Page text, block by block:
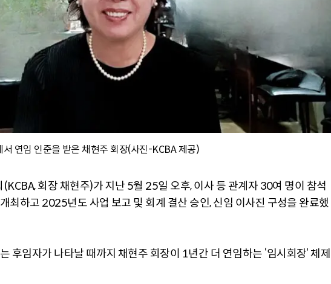
연임 인준을 받은 채현주 회장(사진-KCBA 제공)
회장 채현주)가 지난 5월 25일 오후, 이사 등 관계자 30여 명이 참석
최하고 2025년도 사업 보고 및 회계 결산 승인, 신임 이사진 구성을 완료했
후임자가 나타날 때까지 채현주 회장이 1년간 더 연임하는 ‘임시회장’ 체제